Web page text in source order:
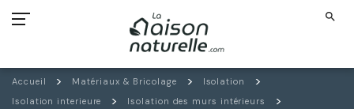
search
Accueil Matériaux & Bricolage
Isolation
Isolation interieure
Isolation des murs intérieurs